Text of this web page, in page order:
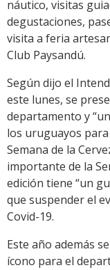
náutico, visitas
degustaciones,
visita a feria
Club Paysandú.
Según dijo el
este lunes, se
departamento y
los uruguayos
Semana de la
importante de la
edición tiene “un
que suspender el
Covid-19.
Este año además
ícono para el